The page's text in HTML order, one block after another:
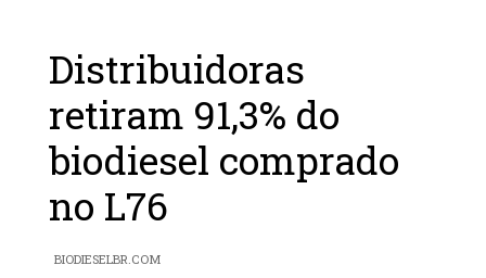
Distribuidoras
retiram 91,3% do
biodiesel comprado
no L76
BIODIESELBR.COM